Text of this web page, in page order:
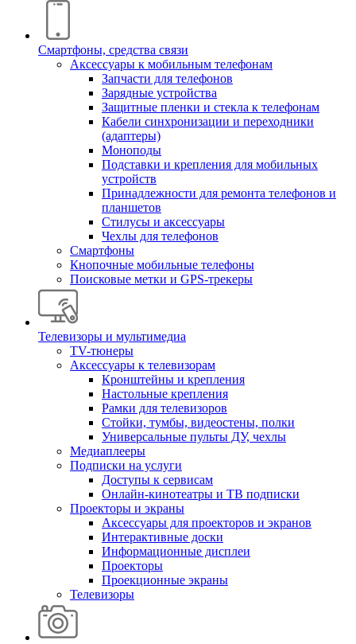
Смартфоны, средства связи
Аксессуары к мобильным телефонам
Запчасти для телефонов
Зарядные устройства
Защитные пленки и стекла к телефонам
Кабели синхронизации и переходники
(адаптеры)
Моноподы
Подставки и крепления для мобильных
устройств
Принадлежности для ремонта телефонов и
планшетов
Стилусы и аксессуары
Чехлы для телефонов
Смартфоны
Кнопочные мобильные телефоны
Поисковые метки и GPS-трекеры
Телевизоры и мультимедиа
TV-тюнеры
Аксессуары к телевизорам
Кронштейны и крепления
Настольные крепления
Рамки для телевизоров
Стойки, тумбы, видеостены, полки
Универсальные пульты ДУ, чехлы
Медиаплееры
Подписки на услуги
Доступы к сервисам
Онлайн-кинотеатры и ТВ подписки
Проекторы и экраны
Аксессуары для проекторов и экранов
Интерактивные доски
Информационные дисплеи
Проекторы
Проекционные экраны
Телевизоры